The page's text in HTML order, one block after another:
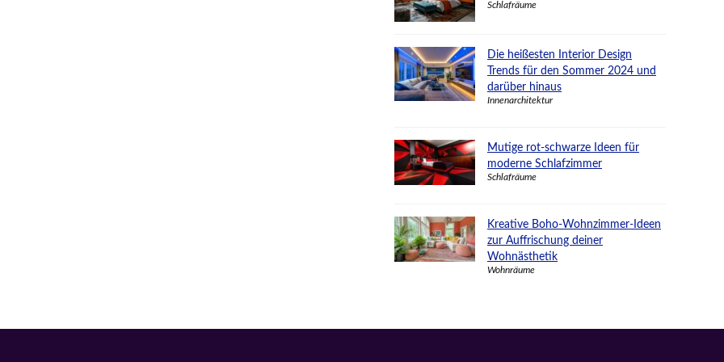
Schlafräume
Die heißesten Interior Design
Trends für den Sommer 2024 und
darüber hinaus
Innenarchitektur
Mutige rot-schwarze Ideen für
moderne Schlafzimmer
Schlafräume
Kreative Boho-Wohnzimmer-Ideen
zur Auffrischung deiner
Wohnästhetik
Wohnräume